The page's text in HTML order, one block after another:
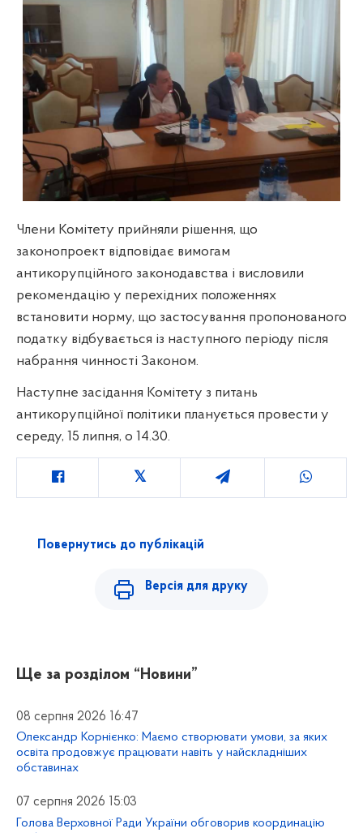
Члени Комітету прийняли рішення, що
законопроект відповідає вимогам
антикорупційного законодавства і висловили
рекомендацію у перехідних положеннях
встановити норму, що застосування пропонованого
податку відбувається із наступного періоду після
набрання чинності Законом.
Наступне засідання Комітету з питань
антикорупційної політики планується провести у
середу, 15 липня, о 14.30.
Повернутись до публікацій
Версія для друку
Ще за розділом “Новини”
08 серпня 2026 16:47
Олександр Корнієнко: Маємо створювати умови, за яких
освіта продовжує працювати навіть у найскладніших
обставинах
07 серпня 2026 15:03
Голова Верховної Ради України обговорив координацію